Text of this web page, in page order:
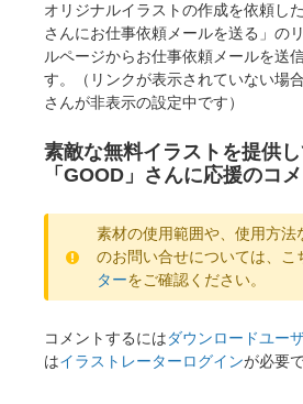
オリジナルイラストの作成を依頼し
さんにお仕事依頼メールを送る」の
ルページからお仕事依頼メールを送
す。（リンクが表示されていない場
さんが非表示の設定中です）
素敵な無料イラストを提供
「GOOD」さんに応援のコ
素材の使用範囲や、使用方法
のお問い合せについては、こ
ターをご確認ください。
コメントするにはダウンロードユー
はイラストレーターログインが必要で